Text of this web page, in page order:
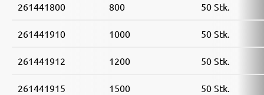
261441800 800 50 Stk.
261441910 1000 50 Stk.
261441912 1200 50 Stk.
261441915 1500 50 Stk.